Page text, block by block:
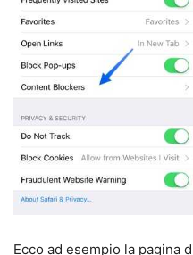
Ecco ad esempio la pagina